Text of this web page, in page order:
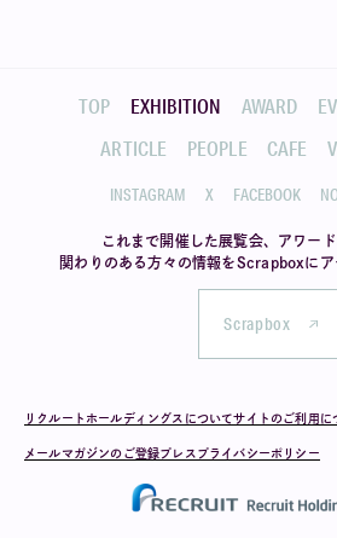
TOP EXHIBITION AWARD
ARTICLE
PEOPLE CAFE
INSTAGRAM X FACEBOOK
これまで開催した展覧会、アワード
関わりのある方々の情報をScrapboxにア
Scrapbox
リクルートホールディングスについてサイトのご利用に
メールマガジンのご登録プレス プライバシーポリシー